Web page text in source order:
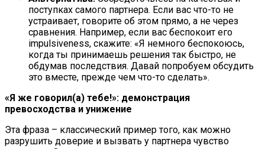
поступках самого партнера. Если вас что-то не
устраивает, говорите об этом прямо, а не через
сравнения. Например, если вас беспокоит его
impulsiveness, скажите: «Я немного беспокоюсь,
когда ты принимаешь решения так быстро, не
обдумав последствия. Давай попробуем обсудить
это вместе, прежде чем что-то сделать».
«Я же говорил(а) тебе!»: демонстрация
превосходства и унижение
Эта фраза – классический пример того, как можно
разрушить доверие и вызвать у партнера чувство